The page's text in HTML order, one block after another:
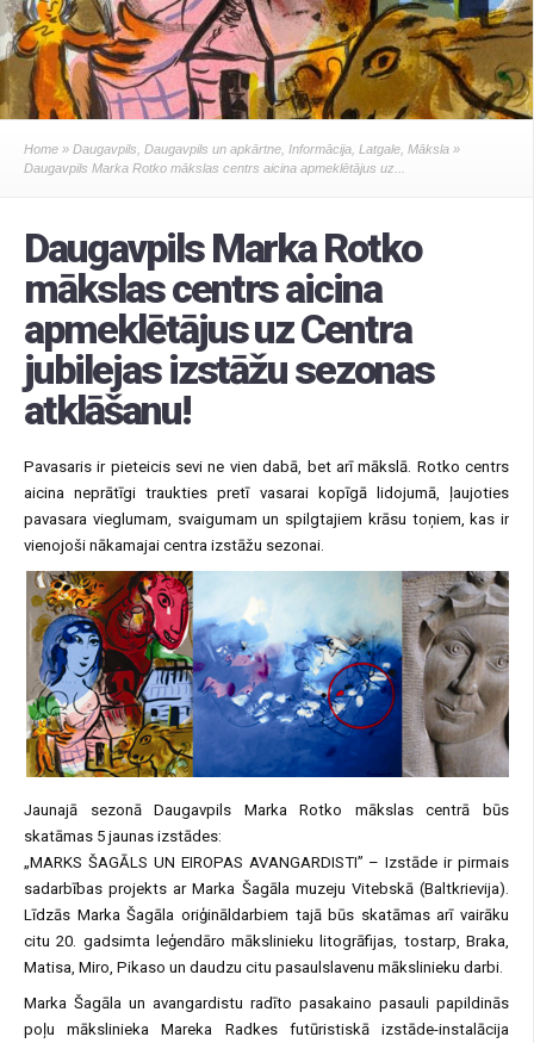
Home » Daugavpils Daugavpils un apkārtne Informācija Latgale Māksla »
Daugavpils Marka Rotko mākslas centrs aicina apmeklētājus uz...
Daugavpils Marka Rotko
mākslas centrs aicina
apmeklētājus uz Centra
jubilejas izstāžu sezonas
atklāšanu!
Pavasaris ir pieteicis sevi ne vien dabā, bet arī mākslā. Rotko centrs
aicina neprātīgi traukties pretī vasarai kopīgā lidojumā, ļaujoties
pavasara vieglumam, svaigumam un spilgtajiem krāsu toņiem, kas ir
vienojoši nākamajai centra izstāžu sezonai.
Jaunajā sezonā Daugavpils Marka Rotko mākslas centrā būs
skatāmas 5 jaunas izstādes:
„MARKS ŠAGĀLS UN EIROPAS AVANGARDISTI” – Izstāde ir pirmais
sadarbības projekts ar Marka Šagāla muzeju Vitebskā (Baltkrievija).
Līdzās Marka Šagāla oriģināldarbiem tajā būs skatāmas arī vairāku
citu 20. gadsimta leģendāro mākslinieku litogrāfijas, tostarp, Braka,
Matisa, Miro, Pikaso un daudzu citu pasaulslavenu mākslinieku darbi.
Marka Šagāla un avangardistu radīto pasakaino pasauli papildinās
poļu mākslinieka Mareka Radkes futūristiskā izstāde-instalācija